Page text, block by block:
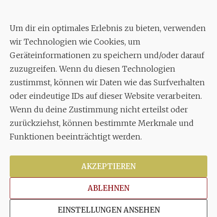
Um dir ein optimales Erlebnis zu bieten, verwenden
wir Technologien wie Cookies, um
Geräteinformationen zu speichern und/oder darauf
zuzugreifen. Wenn du diesen Technologien
zustimmst, können wir Daten wie das Surfverhalten
oder eindeutige IDs auf dieser Website verarbeiten.
Wenn du deine Zustimmung nicht erteilst oder
zurückziehst, können bestimmte Merkmale und
Funktionen beeinträchtigt werden.
AKZEPTIEREN
ABLEHNEN
EINSTELLUNGEN ANSEHEN
Aixheimer Str. 18
70619 Stuttgart
MUSIK
Musikalischer Leiter:
Enrico Trummer
Tel.+49 (0)177 / 34 23 57 1
Facebook
TwitterYouTube
Copyright © 2026Stuttgarter Oratorienchor e.V.Alle
Rechte vorbehalten.